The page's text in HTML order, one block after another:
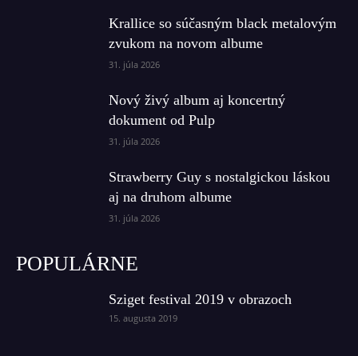
Krallice so súčasným black metalovým
zvukom na novom albume
31. júla 2026
Nový živý album aj koncertný
dokument od Pulp
31. júla 2026
Strawberry Guy s nostalgickou láskou
aj na druhom albume
31. júla 2026
POPULÁRNE
Sziget festival 2019 v obrazoch
15. augusta 2019